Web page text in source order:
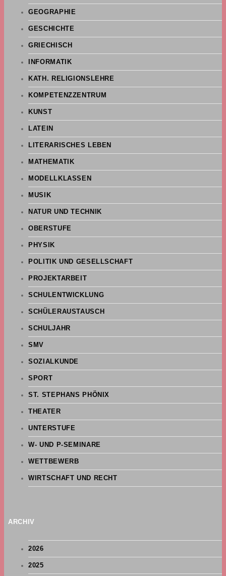
GEOGRAPHIE
GESCHICHTE
GRIECHISCH
INFORMATIK
KATH. RELIGIONSLEHRE
KOMPETENZZENTRUM
KUNST
LATEIN
LITERARISCHES LEBEN
MATHEMATIK
MODELLKLASSEN
MUSIK
NATUR UND TECHNIK
OBERSTUFE
PHYSIK
POLITIK UND GESELLSCHAFT
PROJEKTARBEIT
SCHULENTWICKLUNG
SCHÜLERAUSTAUSCH
SCHULJAHR
SMV
SOZIALKUNDE
SPORT
ST. STEPHANS PHÖNIX
THEATER
UNTERSTUFE
W- UND P-SEMINARE
WETTBEWERB
WIRTSCHAFT UND RECHT
ARCHIV
2026
2025